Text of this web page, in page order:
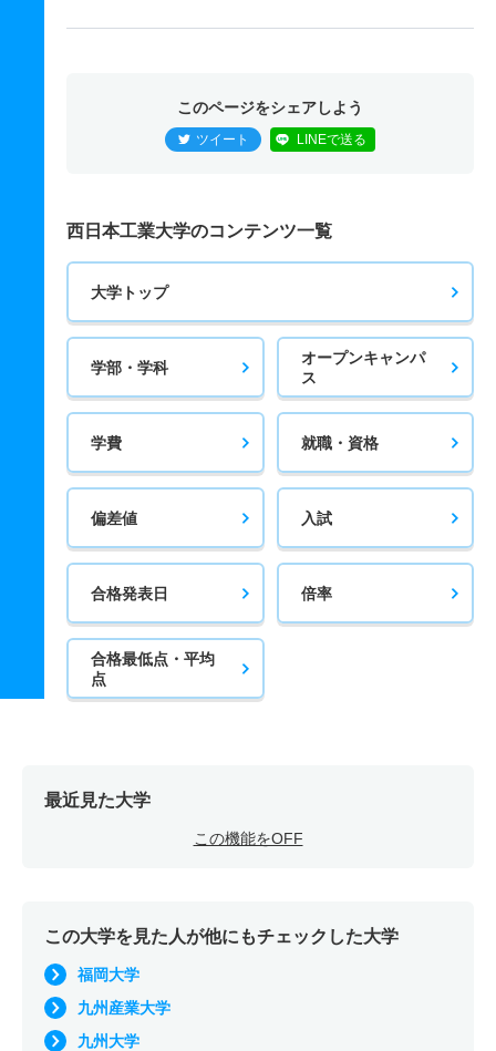
このページをシェアしよう
ツイート LINEで送る
西日本工業大学のコンテンツ一覧
大学トップ
学部・学科
オープンキャンパ
ス
学費 就職・資格
偏差値 入試
合格発表日 倍率
合格最低点・平均
点
最近見た大学
この機能をOFF
この大学を見た人が他にもチェックした大学
福岡大学
九州産業大学
九州大学